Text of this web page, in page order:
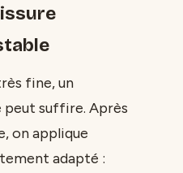
fine, un
suffire. Après
on applique
adapté :